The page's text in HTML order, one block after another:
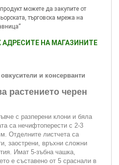
можете да закупите от
търговска мрежа на
АДРЕСИТЕ НА МАГАЗИНИТЕ
и консерванти
растението черен
с разперени клони и бяла
са нечифтоперести с 2-3
Отделните листчета са
заострени, връхни сложни
Имат 5-зъбна чашка,
е съставено от 5 сраснали в